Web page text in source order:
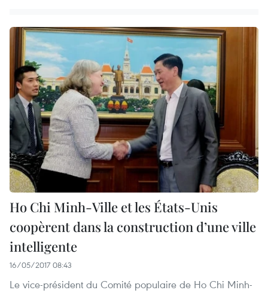
Ho Chi Minh-Ville et les États-Unis
coopèrent dans la construction d’une ville
intelligente
16/05/2017 08:43
Le vice-président du Comité populaire de Ho Chi Minh-